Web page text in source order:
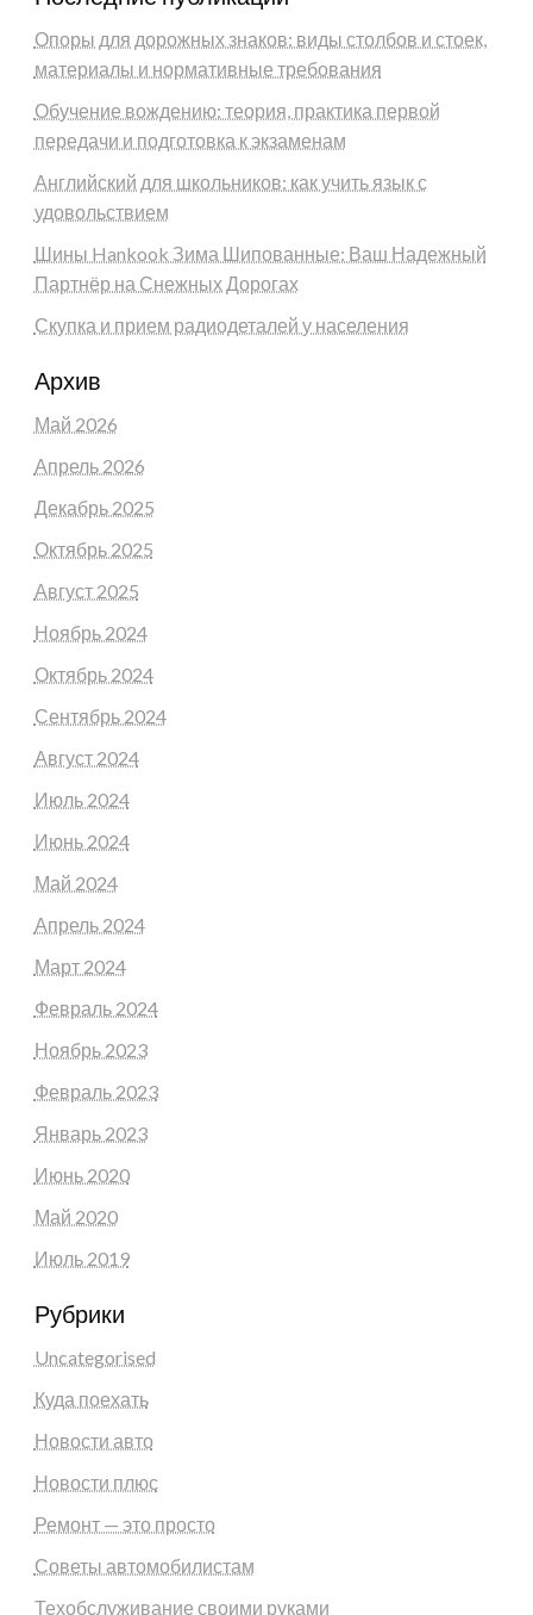
Опоры для дорожных знаков: виды столбов и стоек,
материалы и нормативные требования
Обучение вождению: теория, практика первой
передачи и подготовка к экзаменам
Английский для школьников: как учить язык с
удовольствием
Шины Hankook Зима Шипованные: Ваш Надежный
Партнёр на Снежных Дорогах
Скупка и прием радиодеталей у населения
Архив
Май 2026
Апрель 2026
Декабрь 2025
Октябрь 2025
Август 2025
Ноябрь 2024
Октябрь 2024
Сентябрь 2024
Август 2024
Июль 2024
Июнь 2024
Май 2024
Апрель 2024
Март 2024
Февраль 2024
Ноябрь 2023
Февраль 2023
Январь 2023
Июнь 2020
Май 2020
Июль 2019
Рубрики
Uncategorised
Куда поехать
Новости авто
Новости плюс
Ремонт — это просто
Советы автомобилистам
Техобслуживание своими руками